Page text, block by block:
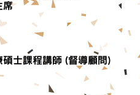
席
士課程講師 (督導顧問)